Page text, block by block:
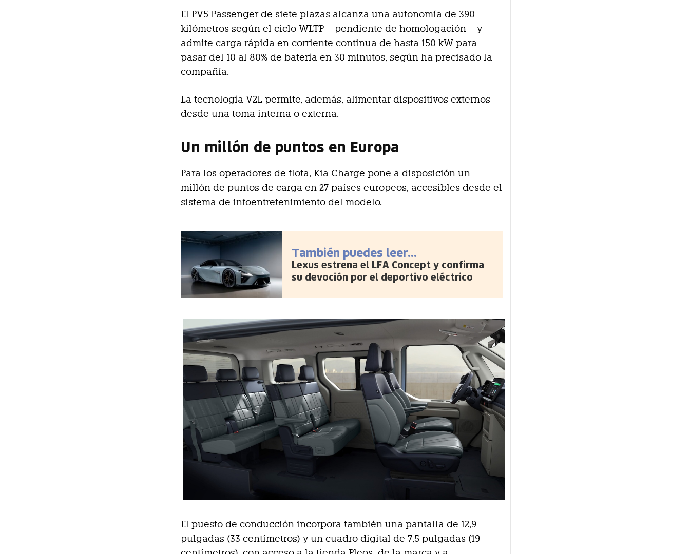
El PV5 Passenger de siete plazas alcanza una autonomía de 390
kilómetros según el ciclo WLTP —pendiente de homologación— y
admite carga rápida en corriente continua de hasta 150 kW para
pasar del 10 al 80% de batería en 30 minutos, según ha precisado la
compañía.
La tecnología V2L permite, además, alimentar dispositivos externos
desde una toma interna o externa.
Un millón de puntos en Europa
Para los operadores de flota, Kia Charge pone a disposición un
millón de puntos de carga en 27 países europeos, accesibles desde el
sistema de infoentretenimiento del modelo.
También puedes leer...
Lexus estrena el LFA Concept y confirma
su devoción por el deportivo eléctrico
El puesto de conducción incorpora también una pantalla de 12,9
pulgadas (33 centímetros) y un cuadro digital de 7,5 pulgadas (19